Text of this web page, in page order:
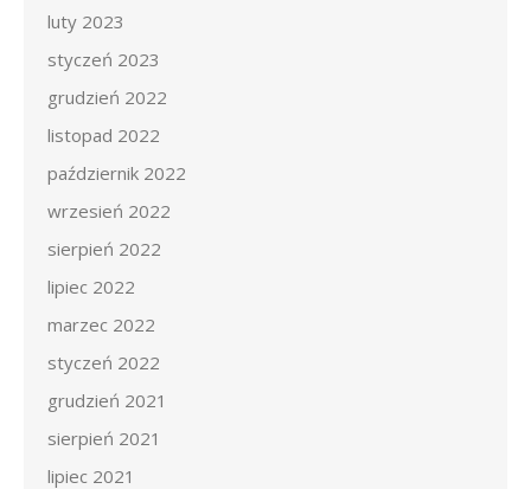
luty 2023
styczeń 2023
grudzień 2022
listopad 2022
październik 2022
wrzesień 2022
sierpień 2022
lipiec 2022
marzec 2022
styczeń 2022
grudzień 2021
sierpień 2021
lipiec 2021